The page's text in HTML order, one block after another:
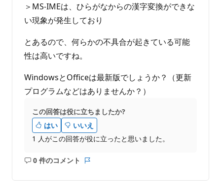
＞MS-IMEは、ひらがなからの漢字変換ができな
い現象が発生しており
とあるので、何らかの不具合が起きている可能
性は高いですね。
WindowsとOfficeは最新版でしょうか？（更新
プログラムなどはありませんか？）
この回答は役に立ちましたか?
はい
いいえ
1 人がこの回答が役に立ったと思いました。
0 件のコメント
コ